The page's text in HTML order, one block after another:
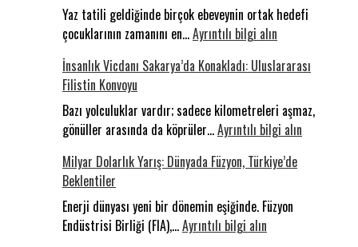
Geleceğin
Yaz tatili geldiğinde birçok ebeveynin ortak hedefi
çocuklarının zamanını en…Ayrıntılı bilgi alın
Beynin
İçin
Bir
İnsanlık Vicdanı Sakarya’da Konakladı: Uluslararası
Filistin Konvoyu
Bazı yolculuklar vardır; sadece kilometreleri aşmaz,
gönüller arasında da köprüler…Ayrıntılı bilgi alın
Milyar Dolarlık Yarış: Dünyada Füzyon, Türkiye’de
Beklentiler
Enerji dünyası yeni bir dönemin eşiğinde. Füzyon
Endüstrisi Birliği (FIA),…Ayrıntılı bilgi alın